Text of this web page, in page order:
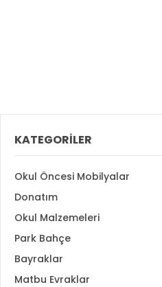
KATEGORİLER
Okul Öncesi Mobilyalar
Donatım
Okul Malzemeleri
Park Bahçe
Bayraklar
Matbu Evraklar